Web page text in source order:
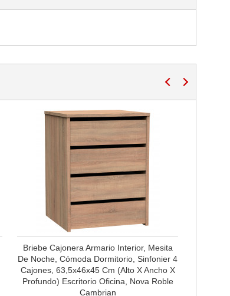
Briebe Cajonera Armario Interior, Mesita
De Noche, Cómoda Dormitorio, Sinfonier 4
Cajones, 63,5x46x45 Cm (Alto X Ancho X
Profundo) Escritorio Oficina, Nova Roble
Cambrian